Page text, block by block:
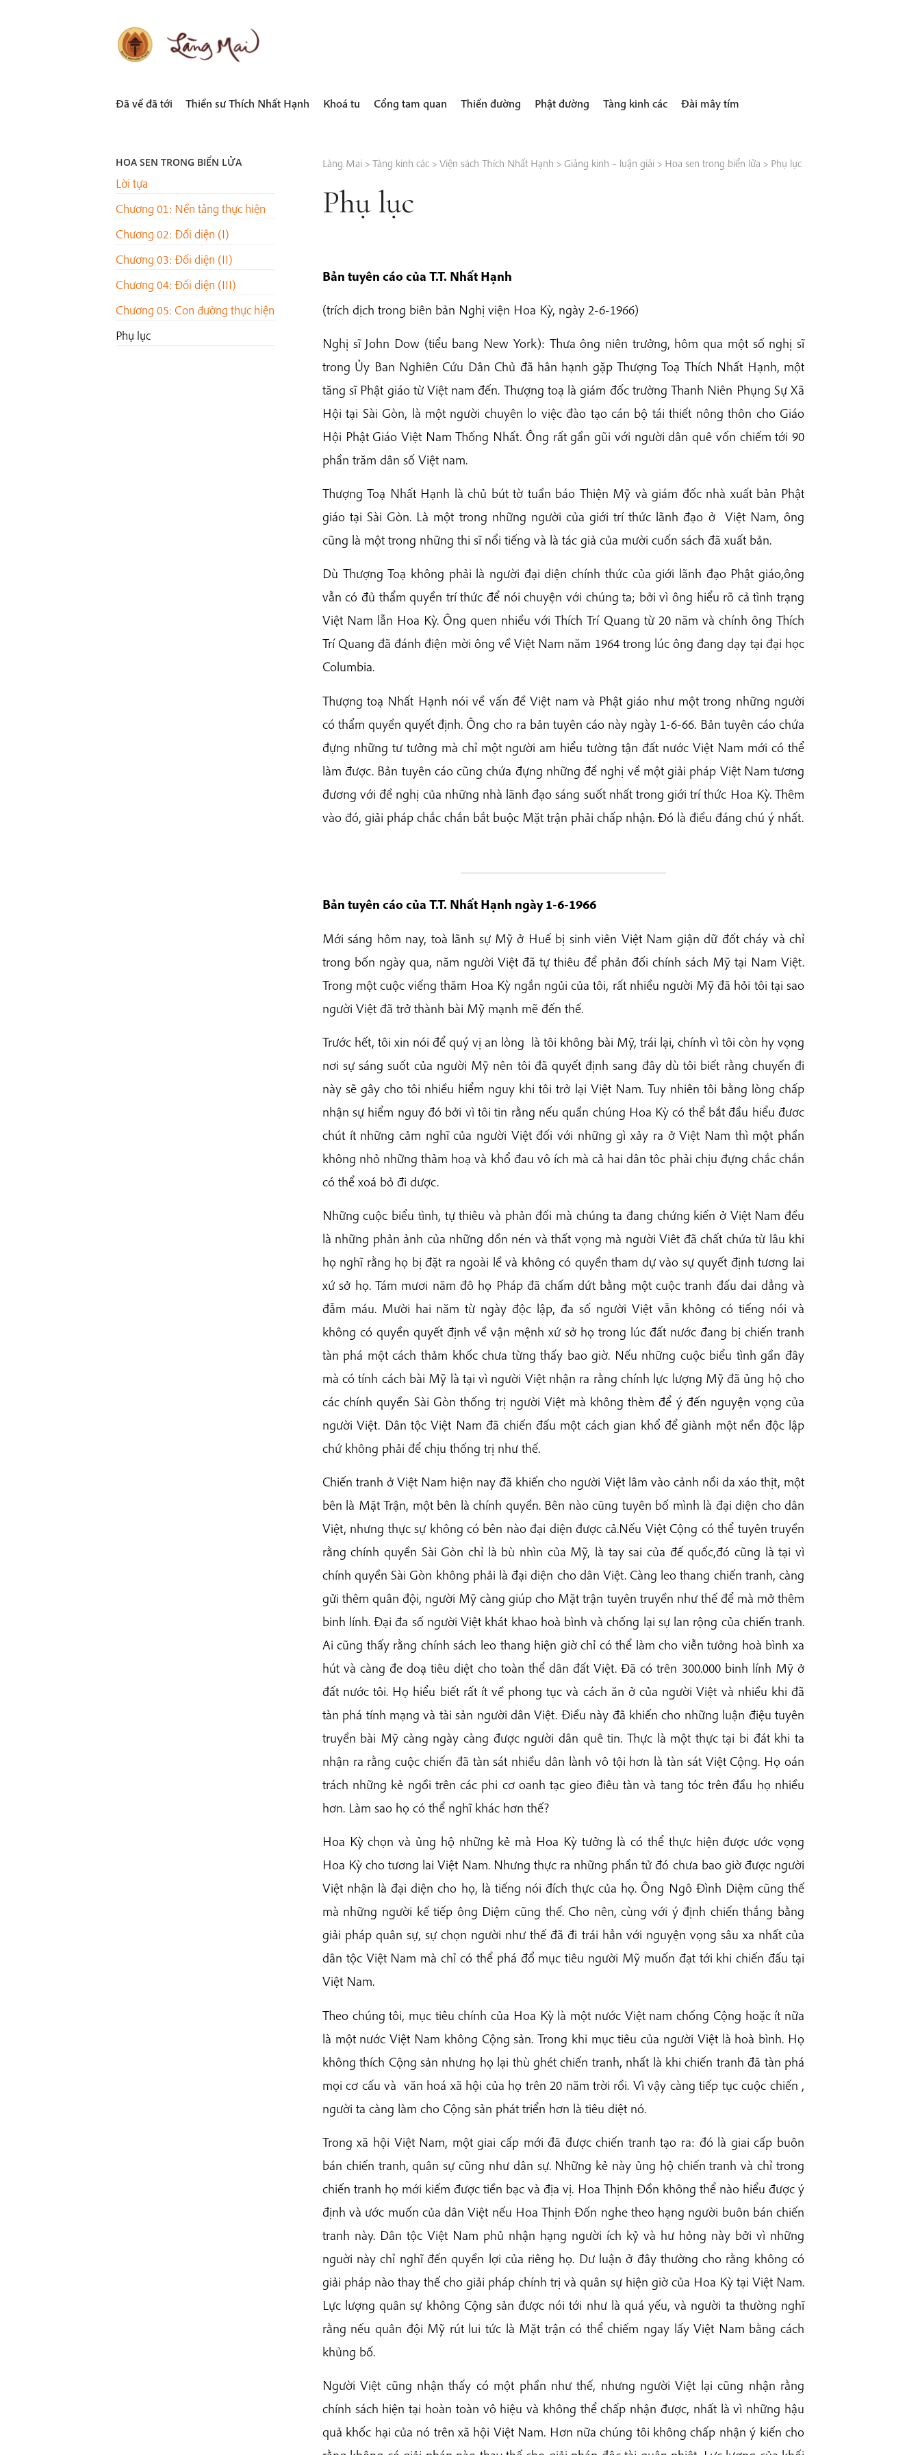
LÀNG MAI
Đã về đã tới Thiền sư Thích Nhất Hạnh Khoá tu Cổng tam quan Thiền đường Phật đường Tàng kinh các Đài mây tím
HOA SEN TRONG BIỂN LỬA
Lời tựa
Chương 01: Nền tảng thực hiện
Chương 02: Đối diện (I)
Chương 03: Đối diện (II)
Chương 04: Đối diện (III)
Chương 05: Con đường thực hiện
Phụ lục
Làng Mai> Tàng kinh các> Viện sách Thích Nhất Hạnh > Giảng kinh – luận giải> Hoa sen trong biển lửa > Phụ lục
Phụ lục
Bản tuyên cáo của T.T. Nhất Hạnh
(trích dịch trong biên bản Nghị viện Hoa Kỳ, ngày 2-6-1966)
Nghị sĩ John Dow (tiểu bang New York): Thưa ông niên trưởng, hôm qua một số nghị sĩ
trong Ủy Ban Nghiên Cứu Dân Chủ đã hân hạnh gặp Thượng Toạ Thích Nhất Hạnh, một
tăng sĩ Phật giáo từ Việt nam đến. Thượng toạ là giám đốc trường Thanh Niên Phụng Sự Xã
Hội tại Sài Gòn, là một người chuyên lo việc đào tạo cán bộ tái thiết nông thôn cho Giáo
Hội Phật Giáo Việt Nam Thống Nhất. Ông rất gần gũi với người dân quê vốn chiếm tới 90
phần trăm dân số Việt nam.
Thượng Toạ Nhất Hạnh là chủ bút tờ tuần báo Thiện Mỹ và giám đốc nhà xuất bản Phật
giáo tại Sài Gòn. Là một trong những người của giới trí thức lãnh đạo ở Việt Nam, ông
cũng là một trong những thi sĩ nổi tiếng và là tác giả của mười cuốn sách đã xuất bản.
Dù Thượng Toạ không phải là người đại diện chính thức của giới lãnh đạo Phật giáo,ông
vẫn có đủ thẩm quyền trí thức để nói chuyện với chúng ta; bởi vì ông hiểu rõ cả tình trạng
Việt Nam lẫn Hoa Kỳ. Ông quen nhiều với Thích Trí Quang từ 20 năm và chính ông Thích
Trí Quang đã đánh điện mời ông về Việt Nam năm 1964 trong lúc ông đang dạy tại đại học
Columbia.
Thượng toạ Nhất Hạnh nói về vấn đề Việt nam và Phật giáo như một trong những người
có thẩm quyền quyết định. Ông cho ra bản tuyên cáo này ngày 1-6-66. Bản tuyên cáo chứa
đựng những tư tưởng mà chỉ một người am hiểu tường tận đất nước Việt Nam mới có thể
làm được. Bản tuyên cáo cũng chứa đựng những đề nghị về một giải pháp Việt Nam tương
đương với đề nghị của những nhà lãnh đạo sáng suốt nhất trong giới trí thức Hoa Kỳ. Thêm
vào đó, giải pháp chắc chắn bắt buộc Mặt trận phải chấp nhận. Đó là điều đáng chú ý nhất.
Bản tuyên cáo của T.T. Nhất Hạnh ngày 1-6-1966
Mới sáng hôm nay, toà lãnh sự Mỹ ở Huế bị sinh viên Việt Nam giận dữ đốt cháy và chỉ
trong bốn ngày qua, năm người Việt đã tự thiêu để phản đối chính sách Mỹ tại Nam Việt.
Trong một cuộc viếng thăm Hoa Kỳ ngắn ngủi của tôi, rất nhiều người Mỹ đã hỏi tôi tại sao
người Việt đã trở thành bài Mỹ mạnh mẽ đến thế.
Trước hết, tôi xin nói để quý vị an lòng là tôi không bài Mỹ, trái lại, chính vì tôi còn hy vọng
nơi sự sáng suốt của người Mỹ nên tôi đã quyết định sang đây dù tôi biết rằng chuyến đi
này sẽ gây cho tôi nhiều hiểm nguy khi tôi trở lại Việt Nam. Tuy nhiên tôi bằng lòng chấp
nhận sự hiểm nguy đó bởi vì tôi tin rằng nếu quần chúng Hoa Kỳ có thể bắt đầu hiểu đươc
chút ít những cảm nghĩ của người Việt đối với những gì xảy ra ở Việt Nam thì một phần
không nhỏ những thảm hoạ và khổ đau vô ích mà cả hai dân tôc phải chịu đựng chắc chắn
có thể xoá bỏ đi dược.
Những cuộc biểu tình, tự thiêu và phản đối mà chúng ta đang chứng kiến ở Việt Nam đều
là những phản ảnh của những dồn nén và thất vọng mà người Viêt đã chất chứa từ lâu khi
họ nghĩ rằng họ bị đặt ra ngoài lề và không có quyền tham dự vào sự quyết định tương lai
xứ sở họ. Tám mươi năm đô họ Pháp đã chấm dứt bằng một cuộc tranh đấu dai dẳng và
đẫm máu. Mười hai năm từ ngày độc lập, đa số người Việt vẫn không có tiếng nói và
không có quyền quyết định về vận mệnh xứ sở họ trong lúc đất nước đang bị chiến tranh
tàn phá một cách thảm khốc chưa từng thấy bao giờ. Nếu những cuộc biểu tình gần đây
mà có tính cách bài Mỹ là tại vì người Việt nhận ra rằng chính lực lượng Mỹ đã ủng hộ cho
các chính quyền Sài Gòn thống trị người Việt mà không thèm để ý đến nguyện vọng của
người Việt. Dân tộc Việt Nam đã chiến đấu một cách gian khổ để giành một nền độc lập
chứ không phải để chịu thống trị như thế.
Chiến tranh ở Việt Nam hiện nay đã khiến cho người Việt lâm vào cảnh nồi da xáo thịt, một
bên là Mặt Trận, một bên là chính quyền. Bên nào cũng tuyên bố mình là đại diện cho dân
Việt, nhưng thực sự không có bên nào đại diện được cả.Nếu Việt Cộng có thể tuyên truyền
rằng chính quyền Sài Gòn chỉ là bù nhìn của Mỹ, là tay sai của đế quốc,đó cũng là tại vì
chính quyền Sài Gòn không phải là đại diện cho dân Việt. Càng leo thang chiến tranh, càng
gửi thêm quân đội, người Mỹ càng giúp cho Mặt trận tuyên truyền như thế để mà mở thêm
binh lính. Đại đa số người Việt khát khao hoà bình và chống lại sự lan rộng của chiến tranh.
Ai cũng thấy rằng chính sách leo thang hiện giờ chỉ có thể làm cho viễn tưởng hoà bình xa
hút và càng đe doạ tiêu diệt cho toàn thể dân đất Việt. Đã có trên 300.000 binh lính Mỹ ở
đất nước tôi. Họ hiểu biết rất ít về phong tục và cách ăn ở của người Việt và nhiều khi đã
tàn phá tính mạng và tài sản người dân Việt. Điều này đã khiến cho những luận điệu tuyên
truyền bài Mỹ càng ngày càng được người dân quê tin. Thực là một thực tại bi đát khi ta
nhận ra rằng cuộc chiến đã tàn sát nhiều dân lành vô tội hơn là tàn sát Việt Cộng. Họ oán
trách những kẻ ngồi trên các phi cơ oanh tạc gieo điêu tàn và tang tóc trên đầu họ nhiều
hơn. Làm sao họ có thể nghĩ khác hơn thế?
Hoa Kỳ chọn và ủng hộ những kẻ mà Hoa Kỳ tưởng là có thể thực hiện được ước vọng
Hoa Kỳ cho tương lai Việt Nam. Nhưng thực ra những phần tử đó chưa bao giờ được người
Việt nhận là đại diện cho họ, là tiếng nói đích thực của họ. Ông Ngô Đình Diệm cũng thế
mà những người kế tiếp ông Diệm cũng thế. Cho nên, cùng với ý định chiến thắng bằng
giải pháp quân sự, sự chọn người như thế đã đi trái hẳn với nguyện vọng sâu xa nhất của
dân tộc Việt Nam mà chỉ có thể phá đổ mục tiêu người Mỹ muốn đạt tới khi chiến đấu tại
Việt Nam.
Theo chúng tôi, mục tiêu chính của Hoa Kỳ là một nước Việt nam chống Cộng hoặc ít nữa
là một nước Việt Nam không Cộng sản. Trong khi mục tiêu của người Việt là hoà bình. Họ
không thích Cộng sản nhưng họ lại thù ghét chiến tranh, nhất là khi chiến tranh đã tàn phá
mọi cơ cấu và văn hoá xã hội của họ trên 20 năm trời rồi. Vì vậy càng tiếp tục cuộc chiến ,
người ta càng làm cho Cộng sản phát triển hơn là tiêu diệt nó.
Trong xã hội Việt Nam, một giai cấp mới đã được chiến tranh tạo ra: đó là giai cấp buôn
bán chiến tranh, quân sự cũng như dân sự. Những kẻ này ủng hộ chiến tranh và chỉ trong
chiến tranh họ mới kiếm được tiền bạc và địa vị. Hoa Thịnh Đồn không thể nào hiểu được ý
định và ước muốn của dân Việt nếu Hoa Thịnh Đốn nghe theo hạng người buôn bán chiến
tranh này. Dân tộc Việt Nam phủ nhận hạng người ích kỷ và hư hỏng này bởi vì những
nguời này chỉ nghĩ đến quyền lợi của riêng họ. Dư luận ở đây thường cho rằng không có
giải pháp nào thay thế cho giải pháp chính trị và quân sự hiện giờ của Hoa Kỳ tại Việt Nam.
Lực lượng quân sự không Cộng sản được nói tới như là quá yếu, và người ta thường nghĩ
rằng nếu quân đội Mỹ rút lui tức là Mặt trận có thể chiếm ngay lấy Việt Nam bằng cách
khủng bố.
Người Việt cũng nhận thấy có một phần như thế, nhưng người Việt lại cũng nhận rằng
chính sách hiện tại hoàn toàn vô hiệu và không thể chấp nhận được, nhất là vì những hậu
quả khốc hại của nó trên xã hội Việt Nam. Hơn nữa chúng tôi không chấp nhận ý kiến cho